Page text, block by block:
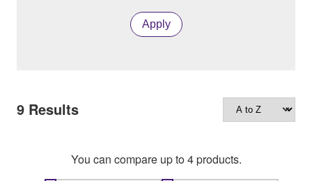
Apply
9 Results
You can compare up to 4 products.